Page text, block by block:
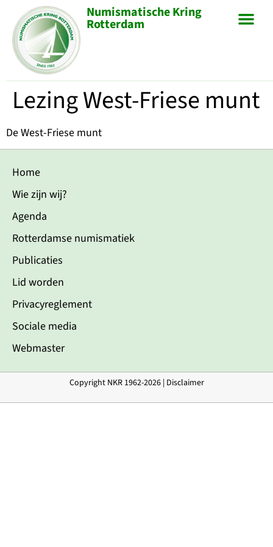
Numismatische Kring
Rotterdam
Lezing West-Friese munt
De West-Friese munt
Home
Wie zijn wij?
Agenda
Rotterdamse numismatiek
Publicaties
Lid worden
Privacyreglement
Sociale media
Webmaster
Copyright NKR 1962-2026 | Disclaimer